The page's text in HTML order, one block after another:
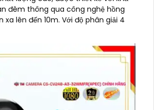
đêm thông qua công nghệ hồng
ngoại có tầm nhìn xa lên đến 10m. Với độ phân giải 4